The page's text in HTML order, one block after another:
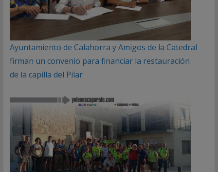
Ayuntamiento de Calahorra y Amigos de la Catedral
firman un convenio para financiar la restauración
de la capilla del Pilar